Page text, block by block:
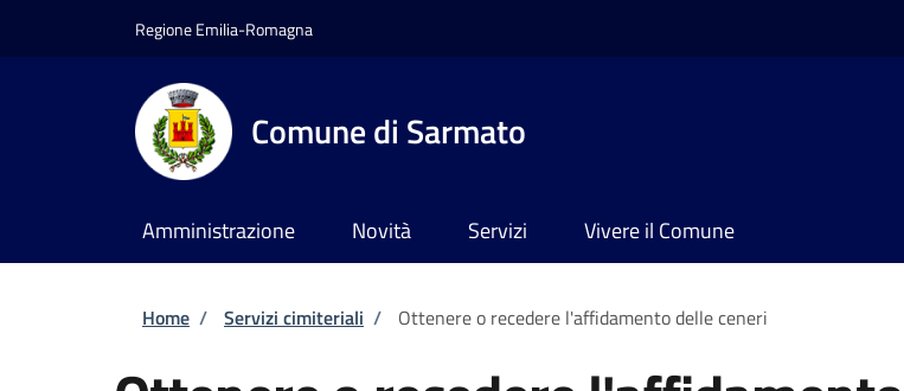
Regione Emilia-Romagna
Comune di Sarmato
Amministrazione Novità Servizi Vivere il Comune
Briciole di pane
Home / Servizi cimiteriali / Ottenere o recedere l'affidamento delle ceneri